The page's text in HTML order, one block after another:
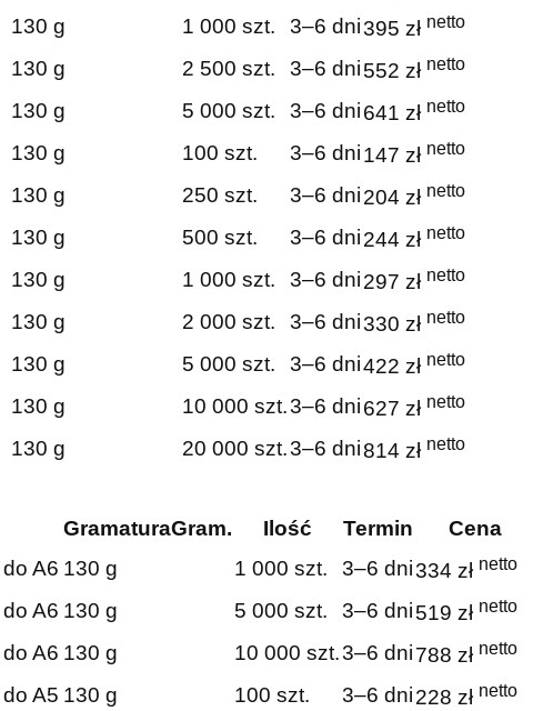
130 g 1 000 szt. 3–6 dni395 zł netto
130 g 2 500 szt. 3–6 dni552 zł netto
130 g 5 000 szt. 3–6 dni641 zł netto
130 g 100 szt. 3–6 dni147 zł netto
130 g 250 szt. 3–6 dni204 zł netto
130 g 500 szt. 3–6 dni244 zł netto
130 g 1 000 szt. 3–6 dni297 zł netto
130 g 2 000 szt. 3–6 dni330 zł netto
130 g 5 000 szt. 3–6 dni422 zł netto
130 g 10 000 szt.3–6 dni627 zł netto
130 g 20 000 szt.3–6 dni814 zł netto
GramaturaGram. Ilość Termin
Cena
A6 130 g 1 000 szt. 3–6 dni334 zł netto
A6 130 g 5 000 szt. 3–6 dni519 zł netto
A6 130 g 10 000 szt.3–6 dni788 zł netto
A5 130 g 100 szt. 3–6 dni228 zł netto